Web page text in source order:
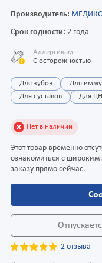
Производитель:
Срок годности: 2 года
Аллергикам
С осторожностью
Для зубов Для
Для суставов
Для
Нет в наличии
Этот товар временно
ознакомиться с широким
заказу прямо сейчас.
2 отзыва